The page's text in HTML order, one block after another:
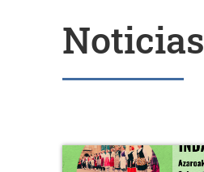
Noticias